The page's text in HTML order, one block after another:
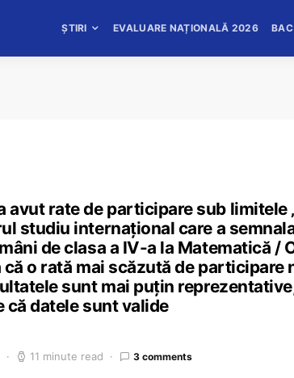
ȘTIRI EVALUARE NAȚIONALĂ 2026
avut rate de participare sub limitele
studiu internațional care a
de clasa a IV-a la Matematică /
o rată mai scăzută de participare
sunt mai puțin
datele sunt valide
11 minute read 3 comments